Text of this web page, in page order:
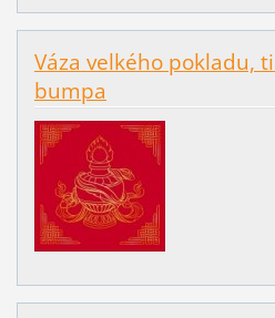
Váza velkého pokladu,
bumpa